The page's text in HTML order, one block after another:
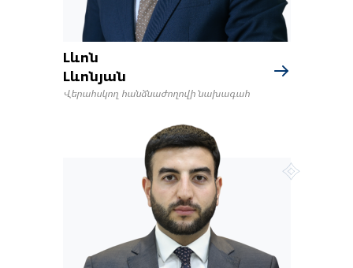
Լևոն
Լևոնյան
Վերահսկող hանձնաժողովի նախագահ